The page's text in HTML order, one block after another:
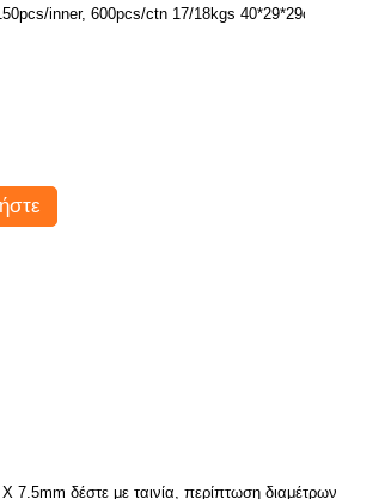
inner, 600pcs/ctn 17/18kgs 40*29*29cm
7.5mm δέστε με ταινία, περίπτωση διαμέτρων